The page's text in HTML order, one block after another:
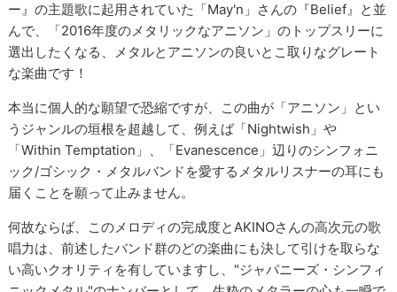
ー』の主題歌に起用されていた「May'n」さんの『Belief』と並
んで、「2016年度のメタリックなアニソン」のトップスリーに
選出したくなる、メタルとアニソンの良いとこ取りなグレート
な楽曲です！
本当に個人的な願望で恐縮ですが、この曲が「アニソン」とい
うジャンルの垣根を超越して、例えば「Nightwish」や
「Within Temptation」、「Evanescence」辺りのシンフォニ
ック/ゴシック・メタルバンドを愛するメタルリスナーの耳にも
届くことを願って止みません。
何故ならば、このメロディの完成度とAKINOさんの高次元の歌
唱力は、前述したバンド群のどの楽曲にも決して引けを取らな
い高いクオリティを有していますし、"ジャパニーズ・シンフィ